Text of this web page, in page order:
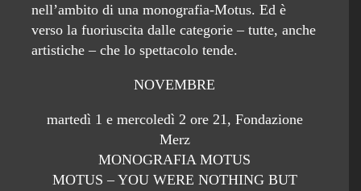
nell’ambito di una monografia-Motus. Ed è
verso la fuoriuscita dalle categorie – tutte, anche
artistiche – che lo spettacolo tende.
NOVEMBRE
martedì 1 e mercoledì 2 ore 21, Fondazione
Merz
MONOGRAFIA MOTUS
MOTUS – YOU WERE NOTHING BUT